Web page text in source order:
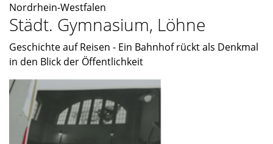
Nordrhein-Westfalen
Städt. Gymnasium, Löhne
Geschichte auf Reisen - Ein Bahnhof rückt als Denkmal
in den Blick der Öffent­lich­keit